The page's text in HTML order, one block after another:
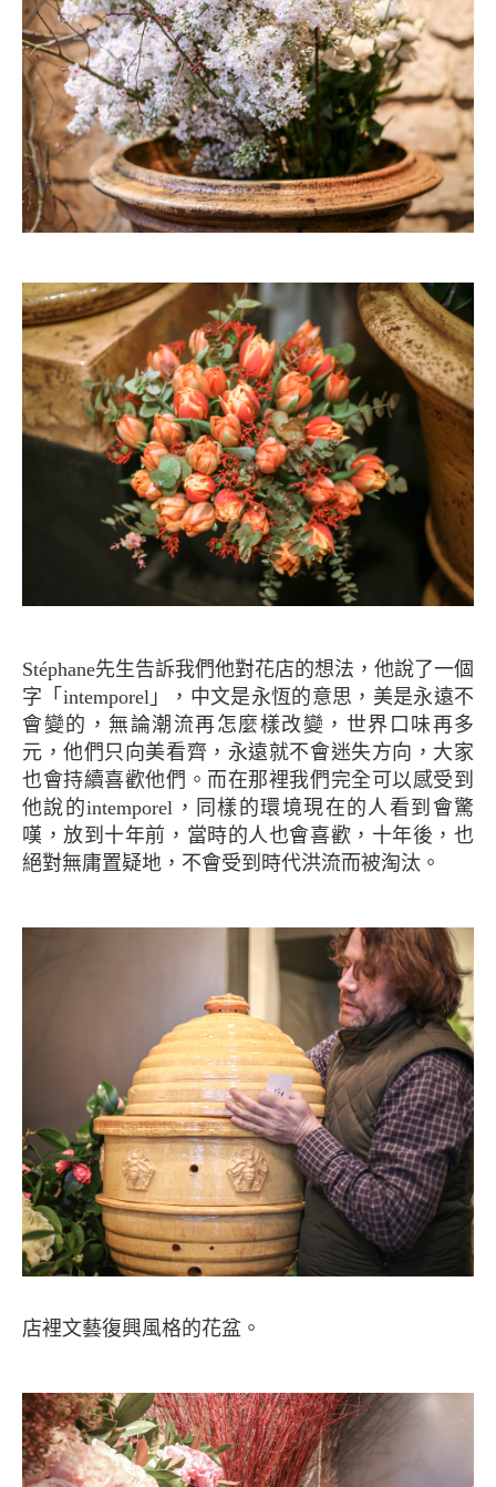
Stéphane先生告訴我們他對花店的想法，他說了一個
字「intemporel」，中文是永恆的意思，美是永遠不
會變的，無論潮流再怎麼樣改變，世界口味再多
元，他們只向美看齊，永遠就不會迷失方向，大家
也會持續喜歡他們。而在那裡我們完全可以感受到
他說的intemporel，同樣的環境現在的人看到會驚
嘆，放到十年前，當時的人也會喜歡，十年後，也
絕對無庸置疑地，不會受到時代洪流而被淘汰。
店裡文藝復興風格的花盆。